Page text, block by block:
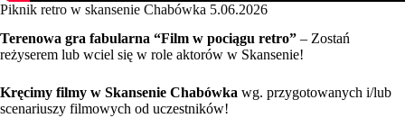
Piknik retro w skansenie Chabówka 5.06.2026
Terenowa gra fabularna “Film w pociągu retro” – Zostań
reżyserem lub wciel się w role aktorów w Skansenie!
Kręcimy filmy w Skansenie Chabówka wg. przygotowanych i/lub
scenariuszy filmowych od uczestników!